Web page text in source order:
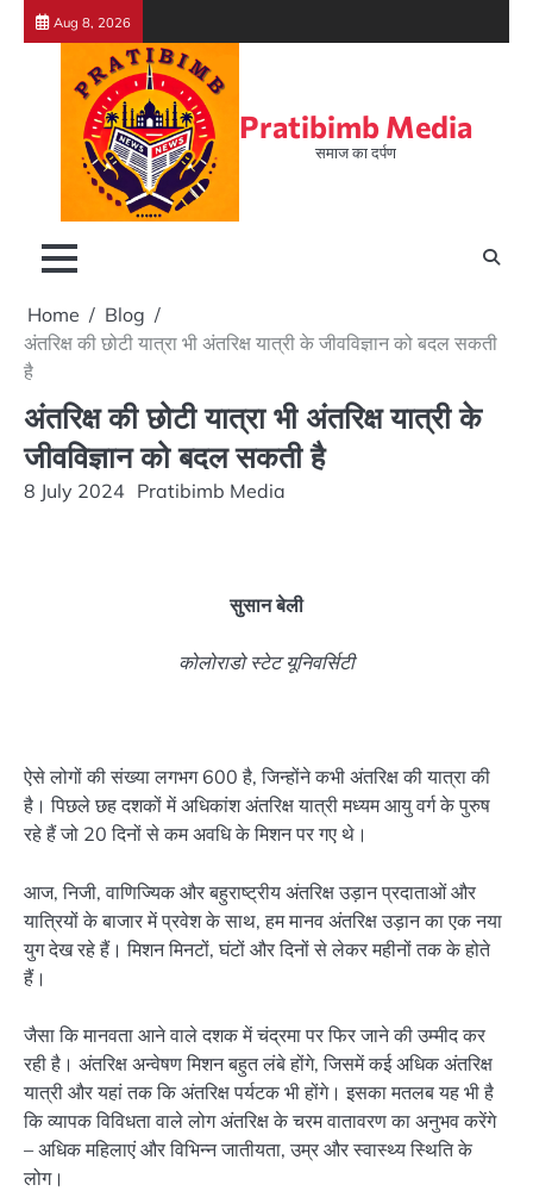
Skip
Aug 8, 2026
Pratibimb Media
समाज का दर्पण
Home
Blog
अंतरिक्ष की छोटी यात्रा भी अंतरिक्ष यात्री के जीवविज्ञान को बदल सकती
है
अंतरिक्ष की छोटी यात्रा भी अंतरिक्ष यात्री के
जीवविज्ञान को बदल सकती है
8 July 2024 Pratibimb Media
सुसान बेली
कोलोराडो स्टेट यूनिवर्सिटी
ऐसे लोगों की संख्या लगभग 600 है, जिन्होंने कभी अंतरिक्ष की यात्रा की
है। पिछले छह दशकों में अधिकांश अंतरिक्ष यात्री मध्यम आयु वर्ग के पुरुष
रहे हैं जो 20 दिनों से कम अवधि के मिशन पर गए थे।
आज, निजी, वाणिज्यिक और बहुराष्ट्रीय अंतरिक्ष उड़ान प्रदाताओं और
यात्रियों के बाजार में प्रवेश के साथ, हम मानव अंतरिक्ष उड़ान का एक नया
युग देख रहे हैं। मिशन मिनटों, घंटों और दिनों से लेकर महीनों तक के होते
हैं।
जैसा कि मानवता आने वाले दशक में चंद्रमा पर फिर जाने की उम्मीद कर
रही है। अंतरिक्ष अन्वेषण मिशन बहुत लंबे होंगे, जिसमें कई अधिक अंतरिक्ष
यात्री और यहां तक कि अंतरिक्ष पर्यटक भी होंगे। इसका मतलब यह भी है
कि व्यापक विविधता वाले लोग अंतरिक्ष के चरम वातावरण का अनुभव करेंगे
– अधिक महिलाएं और विभिन्न जातीयता, उम्र और स्वास्थ्य स्थिति के
लोग।